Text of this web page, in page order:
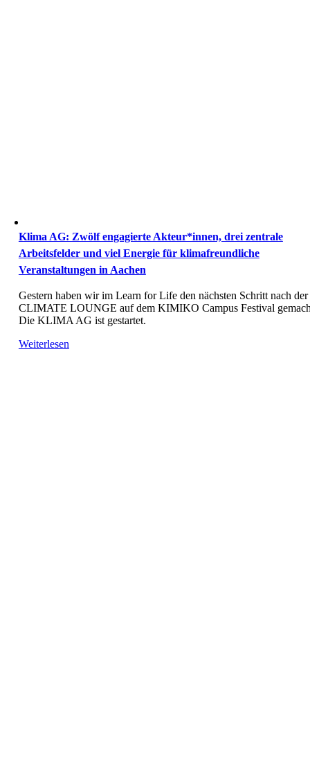
Klima AG: Zwölf engagierte Akteur*innen, drei zentrale
Arbeitsfelder und viel Energie für klimafreundliche
Veranstaltungen in Aachen
Gestern haben wir im Learn for Life den nächsten Schritt nach der
CLIMATE LOUNGE auf dem KIMIKO Campus Festival
Die KLIMA AG ist gestartet.
Weiterlesen